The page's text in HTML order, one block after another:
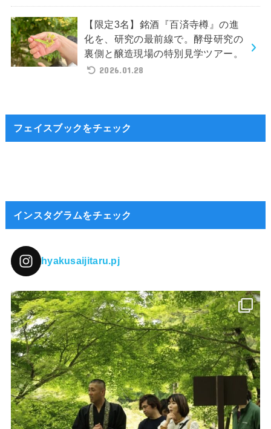
【限定3名】銘酒『百済寺樽』の進
化を、研究の最前線で。酵母研究の
裏側と醸造現場の特別見学ツアー。
2026.01.28
フェイスブックをチェック
インスタグラムをチェック
hyakusaijitaru.pj